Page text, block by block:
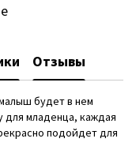
Отзывы
будет в нем
младенца, каждая
подойдет для